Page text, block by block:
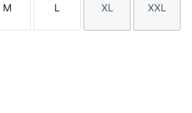
Talla
M
Talla
L
Talla
XL
Talla
XXL